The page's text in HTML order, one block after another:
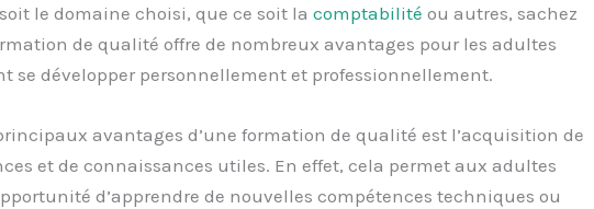
le domaine choisi, que ce soit la comptabilité ou autres, sachez
de qualité offre de nombreux avantages pour les adultes
se développer personnellement et professionnellement.
avantages d’une formation de qualité est l’acquisition de
et de connaissances utiles. En effet, cela permet aux adultes
d’apprendre de nouvelles compétences techniques ou